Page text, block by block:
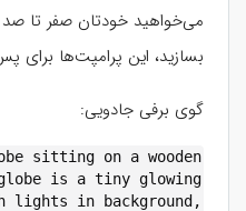
می‌خواهید خودتان صفر تا
بسازید، این پرامپت‌ها برای
گوی برفی جادویی:
sitting on a wooden
is a tiny glowing
lights in background,